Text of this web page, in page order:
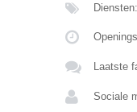
Laatste
Sociale